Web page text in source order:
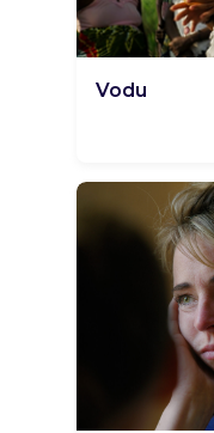
Vodu